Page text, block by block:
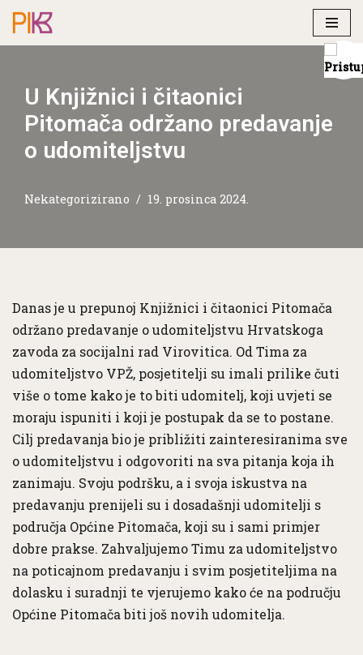
Skip
content
U Knjižnici i čitaonici
Pitomača održano predavanje
o udomiteljstvu
Nekategorizirano 19. prosinca 2024.
Danas je u prepunoj Knjižnici i čitaonici Pitomača
održano predavanje o udomiteljstvu Hrvatskoga
zavoda za socijalni rad Virovitica. Od Tima za
udomiteljstvo VPŽ, posjetitelji su imali prilike čuti
više o tome kako je to biti udomitelj, koji uvjeti se
moraju ispuniti i koji je postupak da se to postane.
Cilj predavanja bio je približiti zainteresiranima sve
o udomiteljstvu i odgovoriti na sva pitanja koja ih
zanimaju. Svoju podršku, a i svoja iskustva na
predavanju prenijeli su i dosadašnji udomitelji s
područja Općine Pitomača, koji su i sami primjer
dobre prakse. Zahvaljujemo Timu za udomiteljstvo
na poticajnom predavanju i svim posjetiteljima na
dolasku i suradnji te vjerujemo kako će na području
Općine Pitomača biti još novih udomitelja.